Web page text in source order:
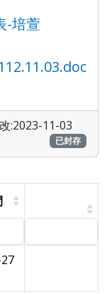
-培萱
:2023-11-03
已封存